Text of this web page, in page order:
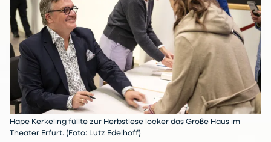
Hape Kerkeling füllte zur Herbstlese locker das Große Haus im
Theater Erfurt. (Foto: Lutz Edelhoff)